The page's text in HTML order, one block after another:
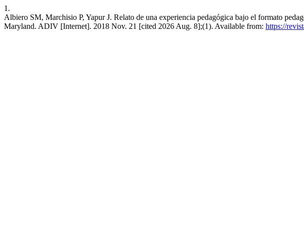
1.
Albiero SM, Marchisio P, Yapur J. Relato de una experiencia pedagógica bajo el formato
Maryland. ADIV [Internet]. 2018 Nov. 21 [cited 2026 Aug. 8];(1). Available from: https://